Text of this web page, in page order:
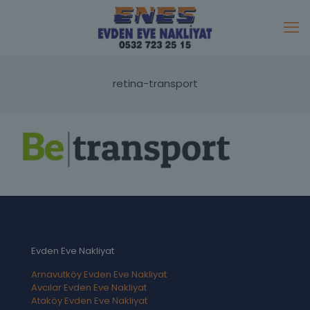
retina-transport
Evden Eve Nakliyat
Arnavutköy Evden Eve Nakliyat
Avcılar Evden Eve Nakliyat
Ataköy Evden Eve Nakliyat